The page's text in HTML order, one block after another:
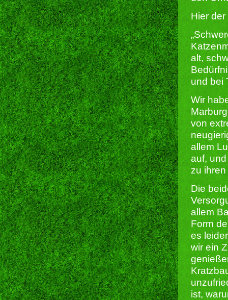
Hier
alt,
und bei
Wir
von
allem
auf,
zu
Die
allem
Form
es
wir ein
ist,